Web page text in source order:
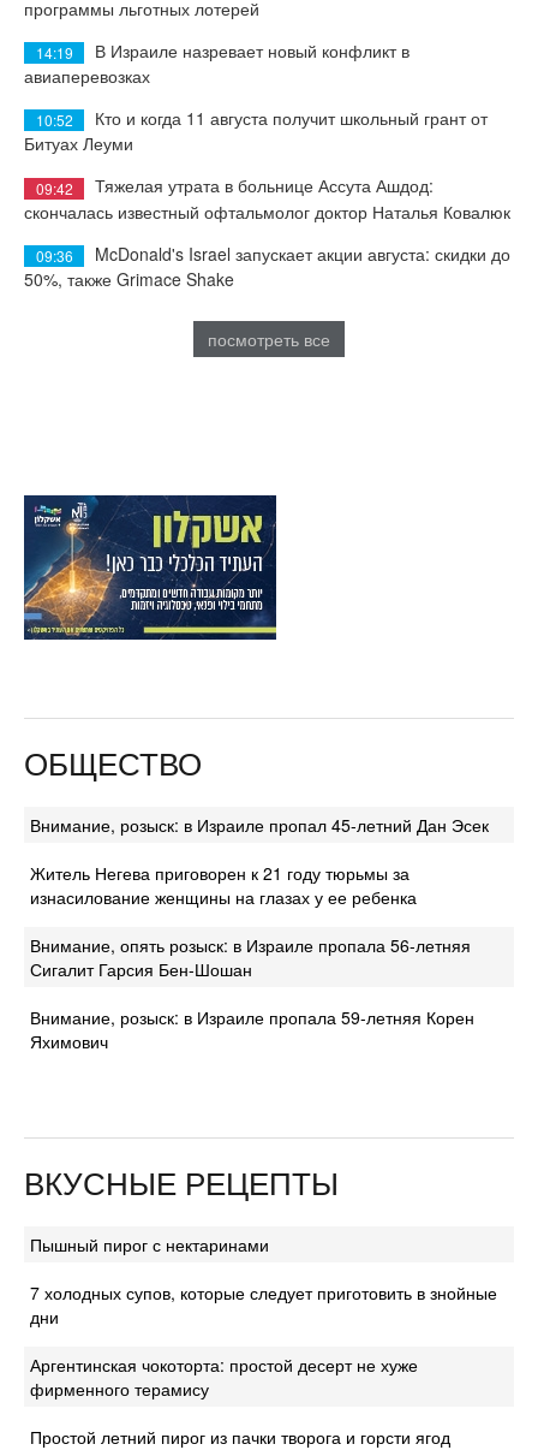
программы льготных лотерей
14:19
В Израиле назревает новый конфликт в
авиаперевозках
10:52
Кто и когда 11 августа получит школьный грант от
Битуах Леуми
09:42
Тяжелая утрата в больнице Ассута Ашдод:
скончалась известный офтальмолог доктор Наталья Ковалюк
09:36
McDonald's Israel запускает акции августа: скидки до
50%, также Grimace Shake
посмотреть все
ОБЩЕСТВО
Внимание, розыск: в Израиле пропал 45-летний Дан Эсек
Житель Негева приговорен к 21 году тюрьмы за
изнасилование женщины на глазах у ее ребенка
Внимание, опять розыск: в Израиле пропала 56-летняя
Сигалит Гарсия Бен-Шошан
Внимание, розыск: в Израиле пропала 59-летняя Корен
Яхимович
ВКУСНЫЕ РЕЦЕПТЫ
Пышный пирог с нектаринами
7 холодных супов, которые следует приготовить в знойные
дни
Аргентинская чокоторта: простой десерт не хуже
фирменного терамису
Простой летний пирог из пачки творога и горсти ягод